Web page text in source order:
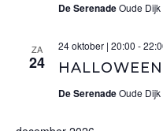
De SerenadeOude
ZA
24
24 oktober | 20:00 -
De SerenadeOude